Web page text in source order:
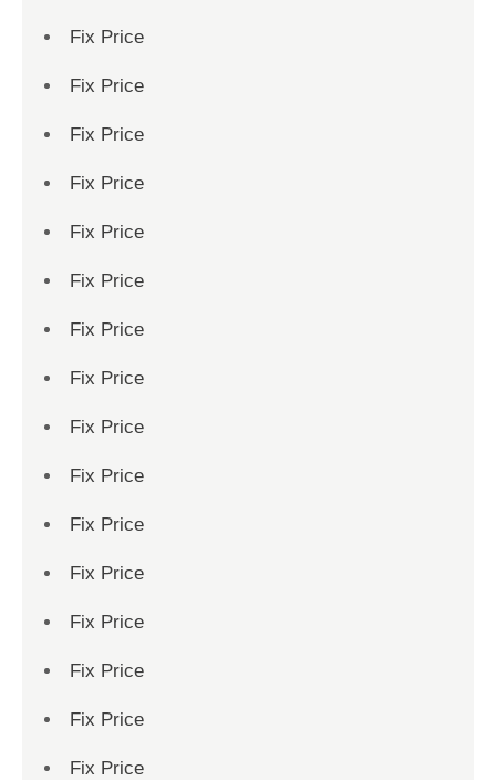
Fix Price
Fix Price
Fix Price
Fix Price
Fix Price
Fix Price
Fix Price
Fix Price
Fix Price
Fix Price
Fix Price
Fix Price
Fix Price
Fix Price
Fix Price
Fix Price